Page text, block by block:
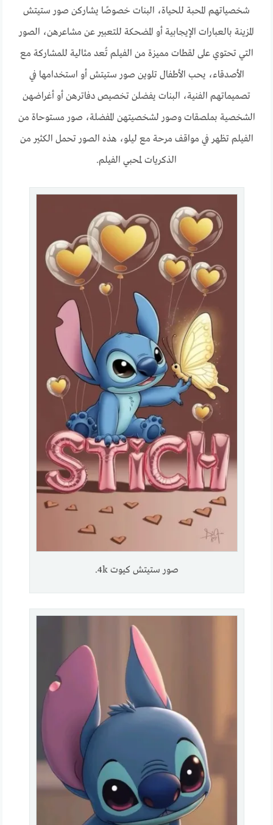
شخصياتهم المحبة للحياة، البنات خصوصًا يشاركن صور ستيتش
المزينة بالعبارات الإيجابية أو المضحكة للتعبير عن مشاعرهن، الصور
التي تحتوي على لقطات مميزة من الفيلم تُعد مثالية للمشاركة مع
الأصدقاء، يحب الأطفال تلوين صور ستيتش أو استخدامها في
تصميماتهم الفنية، البنات يفضلن تخصيص دفاترهن أو أغراضهن
الشخصية بملصقات وصور لشخصيتهن المفضلة، صور مستوحاة من
الفيلم تظهر في مواقف مرحة مع ليلو، هذه الصور تحمل الكثير من
الذكريات لمحبي الفيلم.
صور ستيتش كيوت 4k.